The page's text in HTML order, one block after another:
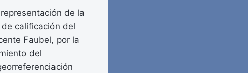
de la
calificación del
Faubel, por la
del